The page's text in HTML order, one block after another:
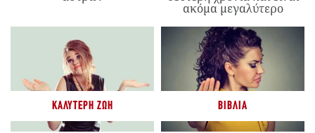
ακόμα μεγαλύτερο
ΚΑΛΎΤΕΡΗ ΖΩΉ ΒΙΒΛΊΑ